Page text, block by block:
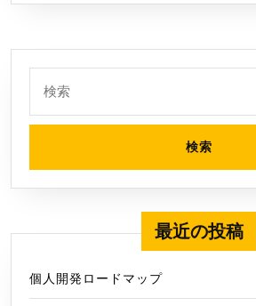
索:
最近の投稿
個人開発ロードマップ